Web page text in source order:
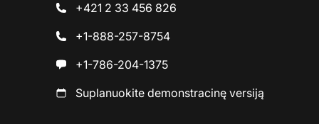
+421 2 33 456 826
+1-888-257-8754
+1-786-204-1375
Suplanuokite demonstracinę versiją